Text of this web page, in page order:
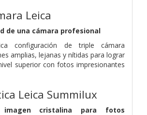
Leica
de una cámara profesional
configuración de triple cámara
amplias, lejanas y nítidas para lograr
superior con fotos impresionantes
Leica Summilux
imagen cristalina para fotos